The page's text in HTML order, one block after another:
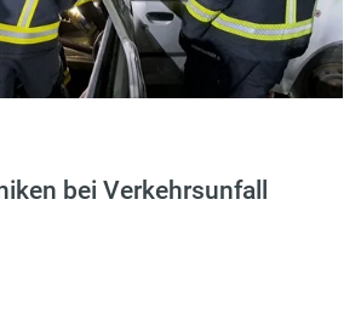
bei Verkehrsunfall